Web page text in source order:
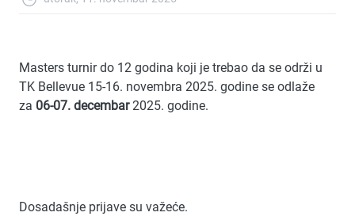
Masters turnir do 12 godina koji je trebao da se održi u
TK Bellevue 15-16. novembra 2025. godine se odlaže
za 06-07. decembar2025. godine.
Dosadašnje prijave su važeće.